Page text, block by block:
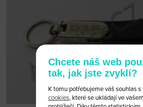
Chcete náš web
tak, jak jste zvyklí?
K tomu potřebujeme váš souhlas s
cookies, které se ukládají ve vašem